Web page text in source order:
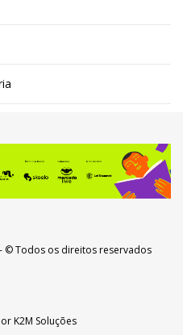
- © Todos os direitos reservados
K2M Soluções